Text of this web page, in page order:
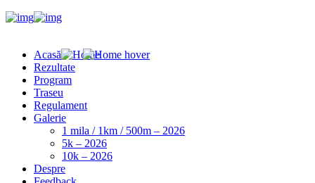
Acasă
Rezultate
Program
Traseu
Regulament
Galerie
1 mila / 1km / 500m – 2026
5k – 2026
10k – 2026
Despre